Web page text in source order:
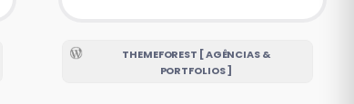
THEMEFOREST [ AGÊNCIAS &
PORTFOLIOS ]